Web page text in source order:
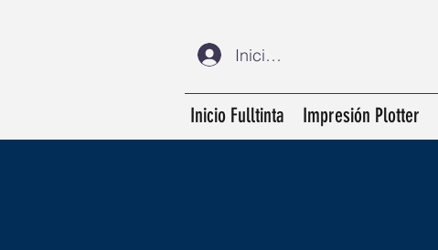
Iniciar sesión
Inicio Fulltinta Impresión Plotter